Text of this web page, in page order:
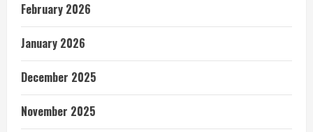
February 2026
January 2026
December 2025
November 2025